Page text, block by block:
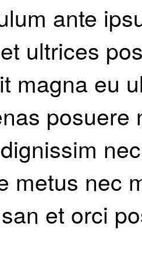
ante
ultrices
magna eu
posuere
metus nec
et orci